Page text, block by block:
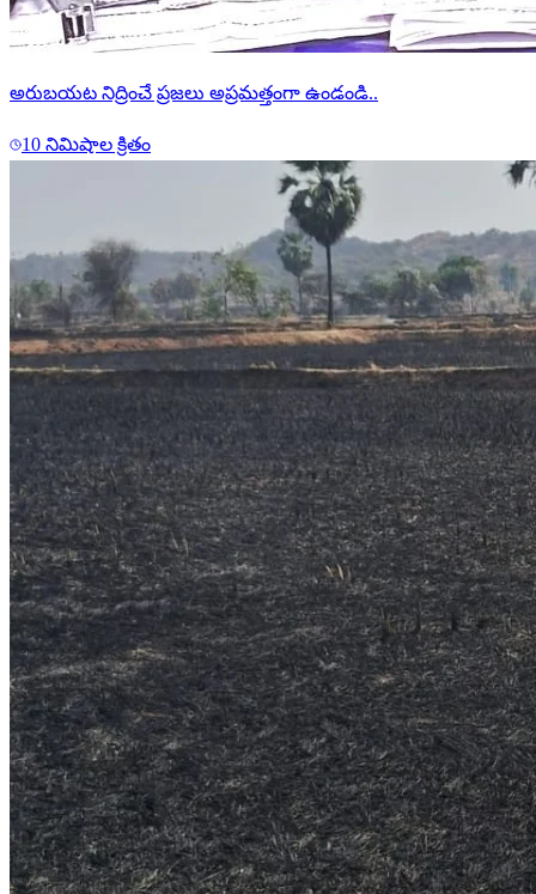
అరుబయట నిద్రించే ప్రజలు అప్రమత్తంగా ఉండండి..
10 నిమిషాల క్రితం